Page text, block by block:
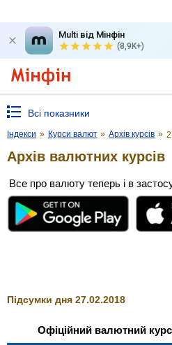
Multi від Мінфін
(8,9K+)
Всі показники
Індекси » Курси валют » Архів курсів »
Архів валютних курсів
Все про валюту теперь і в
Підсумки дня 27.02.2018
Офіційний валютний